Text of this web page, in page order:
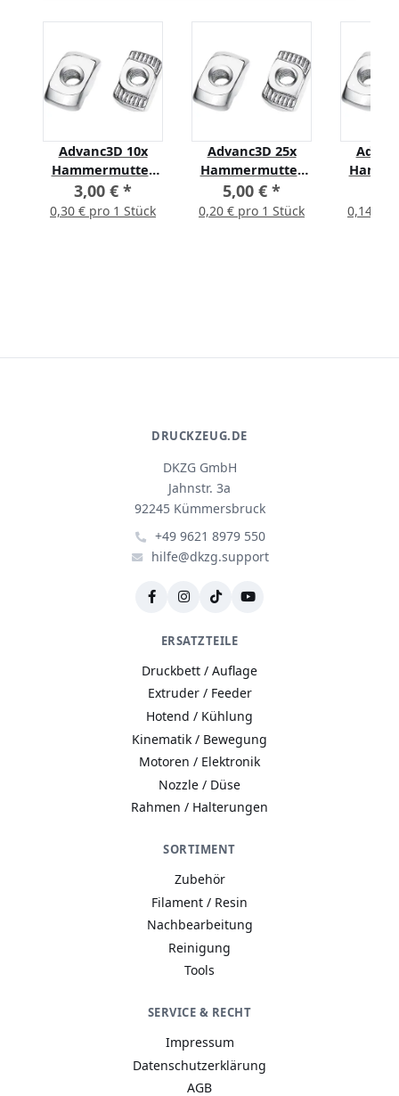
Durch Klicken auf „Alle akzeptieren“ gestatten Sie den
Einsatz folgender Dienste auf unserer Website: Technisch
Advanc3D 10x
Hammermutter
Nut 6 B-Typ M3
(EU20) z.B. für
Aluprofil
3,00 € *
0,30 € pro 1 Stück
Advanc3D 25x
Hammermutter
Nut 6 B-Typ M3
(EU20) z.B. für
Aluprofil
5,00 € *
0,20 € pro 1 Stück 0,14 €
DRUCKZEUG.DE
DKZG GmbH
Jahnstr. 3a
92245 Kümmersbruck
+49 9621 8979 550
hilfe@dkzg.support
ERSATZTEILE
Druckbett / Auflage
Extruder / Feeder
Hotend / Kühlung
Kinematik / Bewegung
Motoren / Elektronik
Nozzle / Düse
Rahmen / Halterungen
SORTIMENT
Zubehör
Filament / Resin
Nachbearbeitung
Reinigung
Tools
SERVICE & RECHT
Impressum
Datenschutzerklärung
AGB